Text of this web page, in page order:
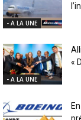
- A LA UNE
- A LA UNE
«